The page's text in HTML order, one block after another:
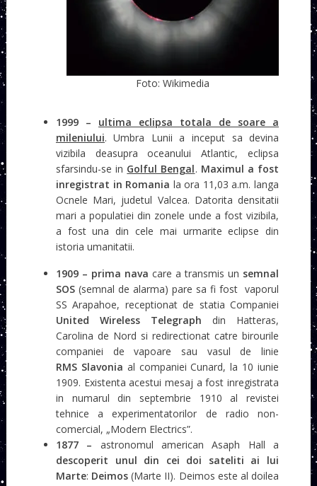
Foto: Wikimedia
1999 –
ultima eclipsa totala de soare a
mileniului. Umbra Lunii a inceput sa devina
vizibila deasupra oceanului Atlantic, eclipsa
sfarsindu-se in Golful Bengal. Maximul a fost
inregistrat in Romania la ora 11,03 a.m. langa
Ocnele Mari, judetul Valcea. Datorita densitatii
mari a populatiei din zonele unde a fost vizibila,
a fost una din cele mai urmarite eclipse din
istoria umanitatii.
1909 – prima nava care a transmis un semnal
SOS(semnal de alarma) pare sa fi fost vaporul
SS Arapahoe, receptionat de statia Companiei
United Wireless Telegraph din Hatteras,
Carolina de Nord si redirectionat catre birourile
companiei de vapoare sau vasul de linie
RMS Slavonia al companiei Cunard, la 10 iunie
1909. Existenta acestui mesaj a fost inregistrata
in numarul din septembrie 1910 al revistei
tehnice a experimentatorilor de radio non-
comercial, „Modern Electrics”.
1877 – astronomul american Asaph Hall a
descoperit
unul din cei doi sateliti ai lui
Marte: Deimos (Marte II). Deimos este al doilea